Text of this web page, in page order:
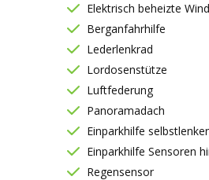
Elektrisch beheizte
Berganfahrhilfe
Lederlenkrad
Lordosenstütze
Luftfederung
Panoramadach
Einparkhilfe
Einparkhilfe Sensoren
Regensensor